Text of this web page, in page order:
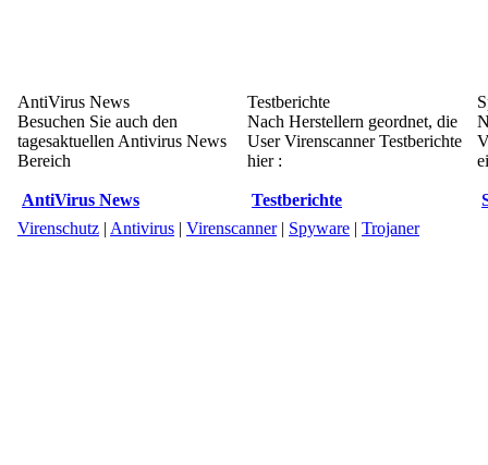
AntiVirus News
Besuchen Sie auch den
tagesaktuellen Antivirus News
Bereich
AntiVirus News
Testberichte
Nach Herstellern geordnet, die
User Virenscanner Testberichte
hier :
Testberichte
Virenschutz | Antivirus | Virenscanner| Spyware | Trojaner